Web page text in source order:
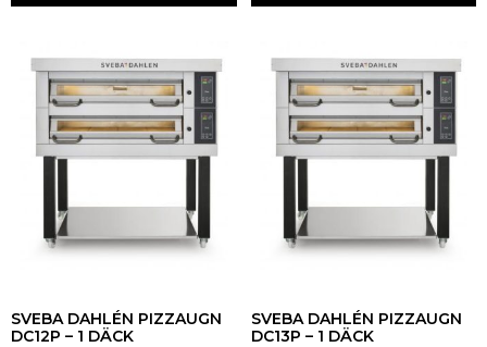
SVEBA DAHLÉN PIZZAUGN
DC12P – 1 DÄCK
SVEBA DAHLÉN PIZZAUGN
DC13P – 1 DÄCK